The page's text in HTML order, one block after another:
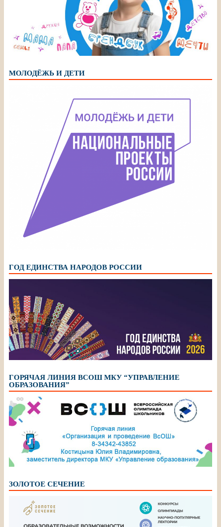
МОЛОДЁЖЬ И ДЕТИ
ГОД ЕДИНСТВА НАРОДОВ РОССИИ
ГОРЯЧАЯ ЛИНИЯ ВСОШ МКУ “УПРАВЛЕНИЕ
ОБРАЗОВАНИЯ”
ЗОЛОТОЕ СЕЧЕНИЕ